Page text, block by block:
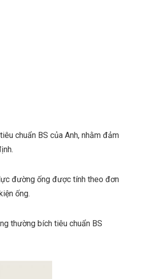
chuẩn BS của Anh, nhằm đảm
đường ống được tính theo đơn
ống.
thường bích tiêu chuẩn BS